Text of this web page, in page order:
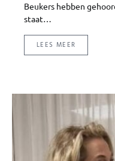
Beukers hebben
staat…
LEES MEER